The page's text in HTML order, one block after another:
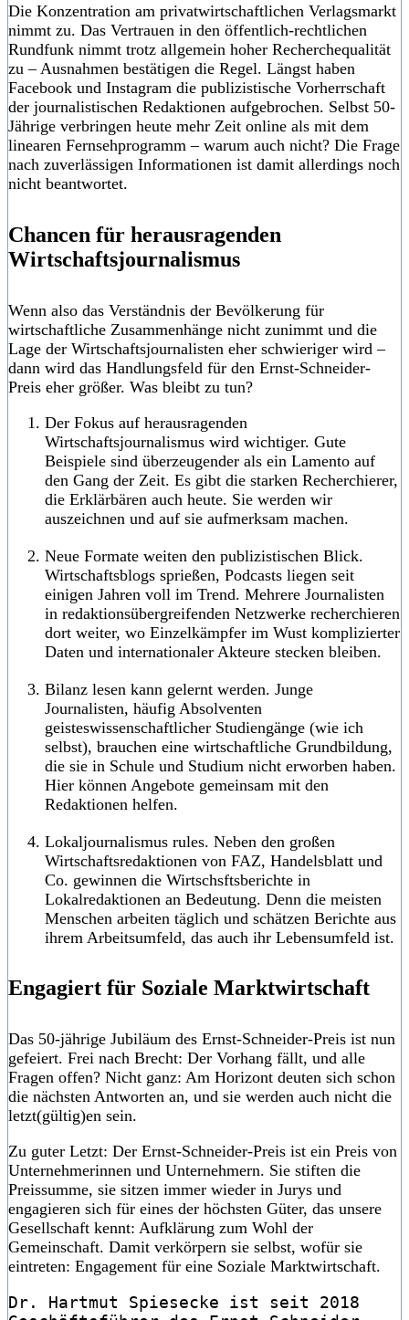
Die Konzentration am privatwirtschaftlichen Verlagsmarkt
nimmt zu. Das Vertrauen in den öffentlich-rechtlichen
Rundfunk nimmt trotz allgemein hoher Recherchequalität
zu – Ausnahmen bestätigen die Regel. Längst haben
Facebook und Instagram die publizistische Vorherrschaft
der journalistischen Redaktionen aufgebrochen. Selbst 50-
Jährige verbringen heute mehr Zeit online als mit dem
linearen Fernsehprogramm – warum auch nicht? Die Frage
nach zuverlässigen Informationen ist damit allerdings noch
nicht beantwortet.
Chancen für herausragenden
Wirtschaftsjournalismus
Wenn also das Verständnis der Bevölkerung für
wirtschaftliche Zusammenhänge nicht zunimmt und die
Lage der Wirtschaftsjournalisten eher schwieriger wird –
dann wird das Handlungsfeld für den Ernst-Schneider-
Preis eher größer. Was bleibt zu tun?
Der Fokus auf herausragenden
Wirtschaftsjournalismus wird wichtiger. Gute
Beispiele sind überzeugender als ein Lamento auf
den Gang der Zeit. Es gibt die starken Recherchierer,
die Erklärbären auch heute. Sie werden wir
auszeichnen und auf sie aufmerksam machen.
Neue Formate weiten den publizistischen Blick.
Wirtschaftsblogs sprießen, Podcasts liegen seit
einigen Jahren voll im Trend. Mehrere Journalisten
in redaktionsübergreifenden Netzwerke recherchieren
dort weiter, wo Einzelkämpfer im Wust komplizierter
Daten und internationaler Akteure stecken bleiben.
Bilanz lesen kann gelernt werden. Junge
Journalisten, häufig Absolventen
geisteswissenschaftlicher Studiengänge (wie ich
selbst), brauchen eine wirtschaftliche Grundbildung,
die sie in Schule und Studium nicht erworben haben.
Hier können Angebote gemeinsam mit den
Redaktionen helfen.
Lokaljournalismus rules. Neben den großen
Wirtschaftsredaktionen von FAZ, Handelsblatt und
Co. gewinnen die Wirtschsftsberichte in
Lokalredaktionen an Bedeutung. Denn die meisten
Menschen arbeiten täglich und schätzen Berichte aus
ihrem Arbeitsumfeld, das auch ihr Lebensumfeld ist.
Engagiert für Soziale Marktwirtschaft
Das 50-jährige Jubiläum des Ernst-Schneider-Preis ist nun
gefeiert. Frei nach Brecht: Der Vorhang fällt, und alle
Fragen offen? Nicht ganz: Am Horizont deuten sich schon
die nächsten Antworten an, und sie werden auch nicht die
letzt(gültig)en sein.
Zu guter Letzt: Der Ernst-Schneider-Preis ist ein Preis von
Unternehmerinnen und Unternehmern. Sie stiften die
Preissumme, sie sitzen immer wieder in Jurys und
engagieren sich für eines der höchsten Güter, das unsere
Gesellschaft kennt: Aufklärung zum Wohl der
Gemeinschaft. Damit verkörpern sie selbst, wofür sie
eintreten: Engagement für eine Soziale Marktwirtschaft.
Dr. Hartmut Spiesecke ist seit 2018